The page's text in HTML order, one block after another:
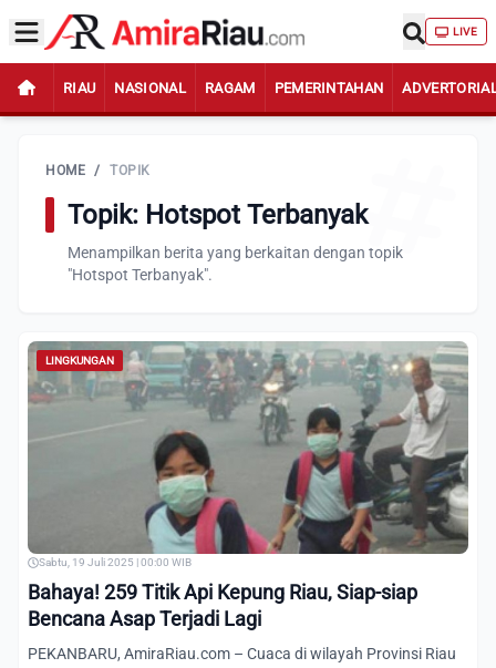
LIVE
RIAU NASIONAL RAGAM PEMERINTAHAN
HOME / TOPIK
Topik: Hotspot Terbanyak
Menampilkan berita yang berkaitan dengan topik
"Hotspot Terbanyak".
LINGKUNGAN
Sabtu, 19 Juli 2025 | 00:00 WIB
Bahaya! 259 Titik Api Kepung Riau, Siap-siap
Bencana Asap Terjadi Lagi
PEKANBARU, AmiraRiau.com – Cuaca di wilayah Provinsi Riau